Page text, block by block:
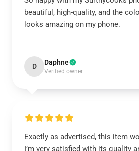
beautiful, high-quality, and the
looks amazing on my phone.
D Daphne
Verified owner
Exactly as advertised, this item
I’m very satisfied with its quality